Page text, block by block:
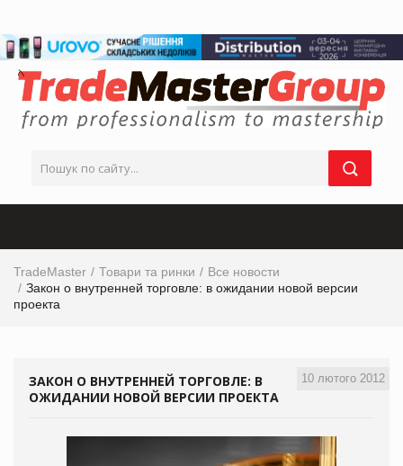
TradeMaster Товари та ринки
Все новости
Закон о внутренней торговле: в ожидании новой версии
проекта
10 лютого 2012
ЗАКОН О ВНУТРЕННЕЙ ТОРГОВЛЕ: В
ОЖИДАНИИ НОВОЙ ВЕРСИИ ПРОЕКТА